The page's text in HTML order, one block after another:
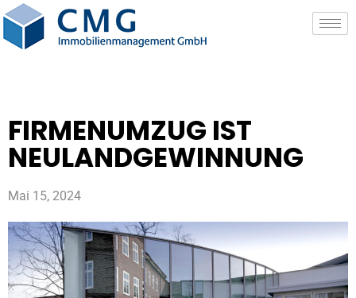
FIRMENUMZUG IST
NEULANDGEWINNUNG
Mai 15, 2024